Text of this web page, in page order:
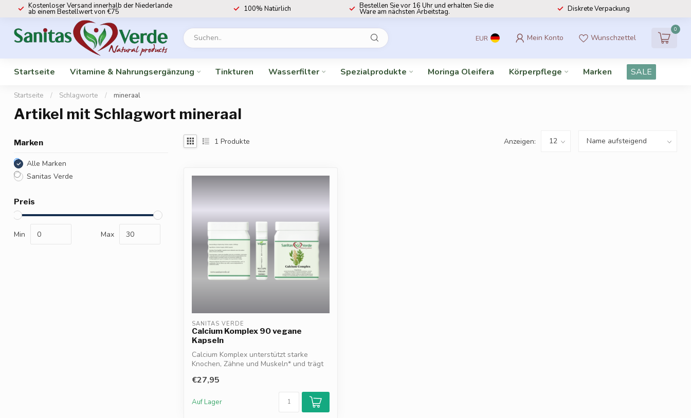
Kostenloser Versand innerhalb der Niederlande
ab einem Bestellwert von €75 100% Natürlich Bestellen Sie vor 16 Uhr und erhalten Sie die
Ware am nächsten Arbeitstag. Diskrete Verpackung
EUR Mein Konto Wunschzettel
0
Startseite Vitamine & Nahrungsergänzung Tinkturen Wasserfilter Spezialprodukte Moringa Oleifera Körperpflege Marken SALE
Startseite / Schlagworte / mineraal
Artikel mit Schlagwort mineraal
Marken
Alle Marken
Sanitas Verde
Preis
Min Max
1 Produkte Anzeigen:
SANITAS VERDE
Calcium Komplex 90 vegane
Kapseln
Calcium Komplex unterstützt starke
Knochen, Zähne und Muskeln* und trägt
€27,95
Auf Lager